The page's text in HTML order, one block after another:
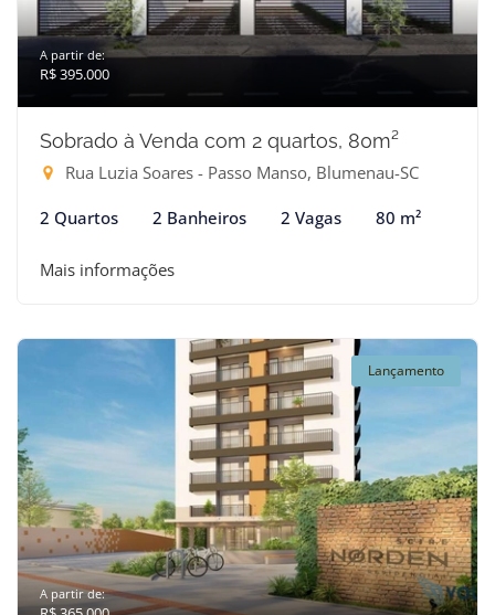
A partir de:
R$ 395.000
Sobrado à Venda com 2 quartos, 80m²
Rua Luzia Soares - Passo Manso, Blumenau-SC
2 Quartos 2 Banheiros 2 Vagas 80 m²
Mais informações
Lançamento
A partir de: